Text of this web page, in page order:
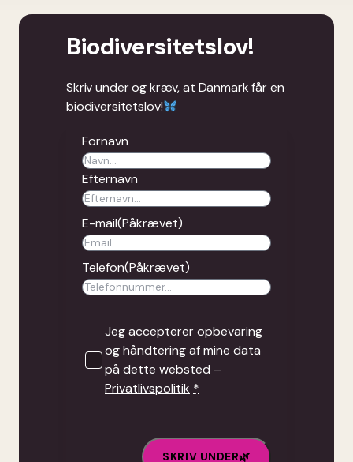
Biodiversitetslov!
Skriv under og kræv, at Danmark får en
biodiversitetslov!
Fornavn
Efternavn
E-mail(Påkrævet)
Telefon(Påkrævet)
Jeg accepterer opbevaring
og håndtering af mine data
på dette websted –
Privatlivspolitik *